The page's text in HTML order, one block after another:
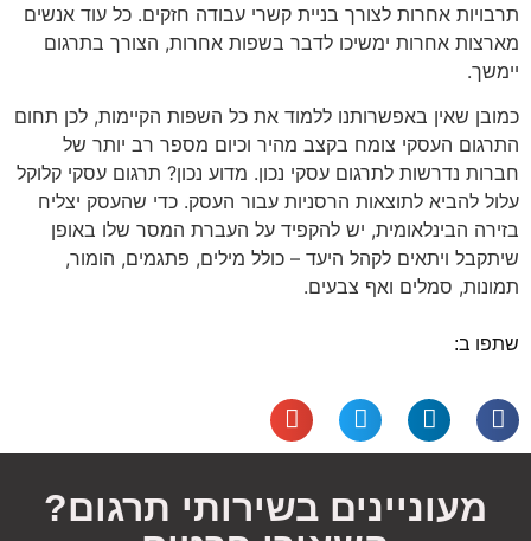
תרבויות אחרות לצורך בניית קשרי עבודה חזקים. כל עוד אנשים
מארצות אחרות ימשיכו לדבר בשפות אחרות, הצורך בתרגום
יימשך.
כמובן שאין באפשרותנו ללמוד את כל השפות הקיימות, לכן תחום
התרגום העסקי צומח בקצב מהיר וכיום מספר רב יותר של
חברות נדרשות לתרגום עסקי נכון. מדוע נכון? תרגום עסקי קלוקל
עלול להביא לתוצאות הרסניות עבור העסק. כדי שהעסק יצליח
בזירה הבינלאומית, יש להקפיד על העברת המסר שלו באופן
שיתקבל ויתאים לקהל היעד – כולל מילים, פתגמים, הומור,
תמונות, סמלים ואף צבעים.
שתפו ב:
מעוניינים בשירותי תרגום?